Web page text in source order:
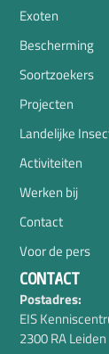
Exoten
Bescherming
Soortzoekers
Projecten
Landelijke
Activiteiten
Werken bij
Contact
Voor de pers
CONTACT
Postadres:
EIS
2300 RA Leiden